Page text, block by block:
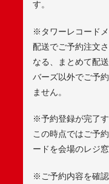
す。
※タワーレコード
配送でご予約注文
なる、まとめて配
バーズ以外でご予
ません。
※予約登録が完了す
この時点ではご予
ードを会場のレジ
※ご予約内容を確